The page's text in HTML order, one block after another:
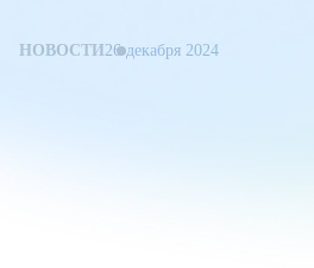
НОВОСТИ 26 декабря 2024